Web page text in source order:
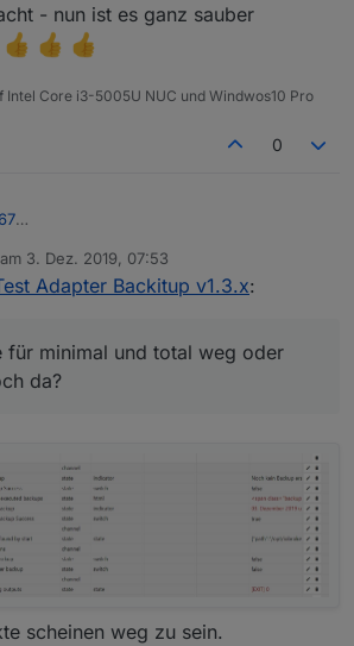
path:
that the file was already
- nun ist es ganz sauber
Intel Core i3-5005U NUC und Windwos10 Pro
0
da?
3. Dez. 2019, 07:53
von
Adapter Backitup v1.3.x:
für minimal und total weg oder
da?
scheinen weg zu sein.